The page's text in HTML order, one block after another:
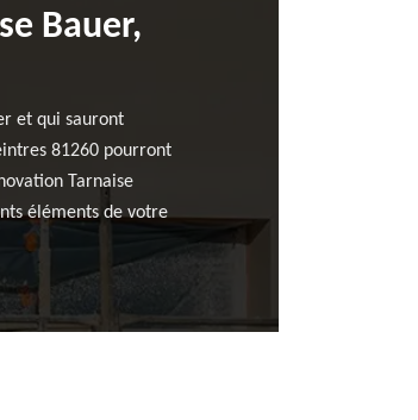
Bauer,
et qui sauront
81260 pourront
Tarnaise
éléments de votre